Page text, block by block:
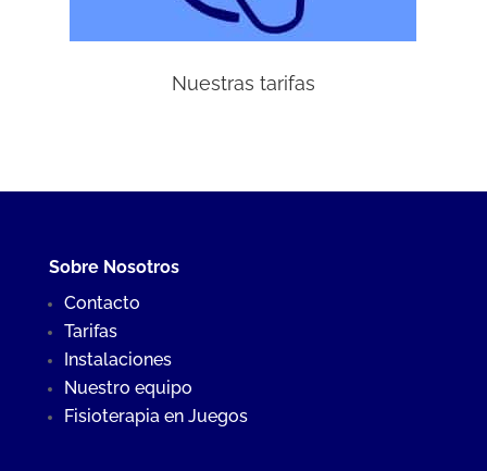
Nuestras tarifas
Sobre Nosotros
Contacto
Tarifas
Instalaciones
Nuestro equipo
Fisioterapia en Juegos